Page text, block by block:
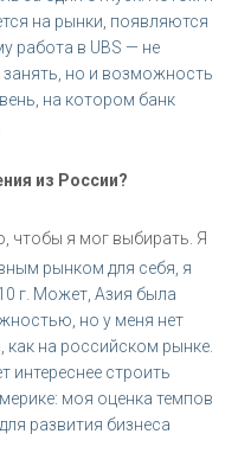
на рынки, появляются
работа в UBS — не
но и возможность
на котором банк
из России?
чтобы я мог выбирать. Я
рынком для себя, я
г. Может, Азия была
но у меня нет
как на российском рынке.
интереснее строить
моя оценка темпов
развития бизнеса